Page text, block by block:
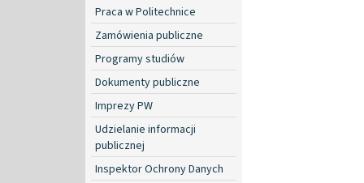
Praca w Politechnice
Zamówienia publiczne
Programy studiów
Dokumenty publiczne
Imprezy PW
Udzielanie informacji
publicznej
Inspektor Ochrony Danych